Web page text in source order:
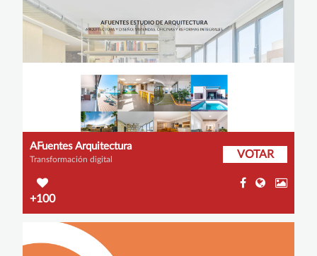
AFuentes Arquitectura
Transformación digital VOTAR
+100